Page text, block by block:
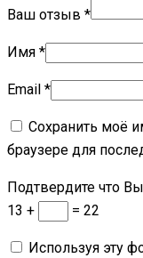
Ваш отзыв *
Имя *
Email *
Сохранить моё
браузере для
Подтвердите что
13 +
= 22
Используя эту